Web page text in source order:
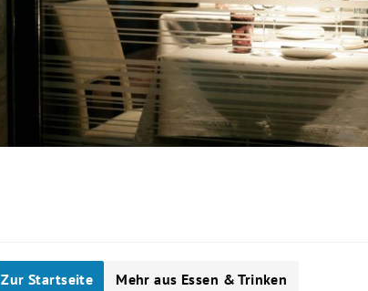
Zur Startseite Mehr aus Essen & Trinken